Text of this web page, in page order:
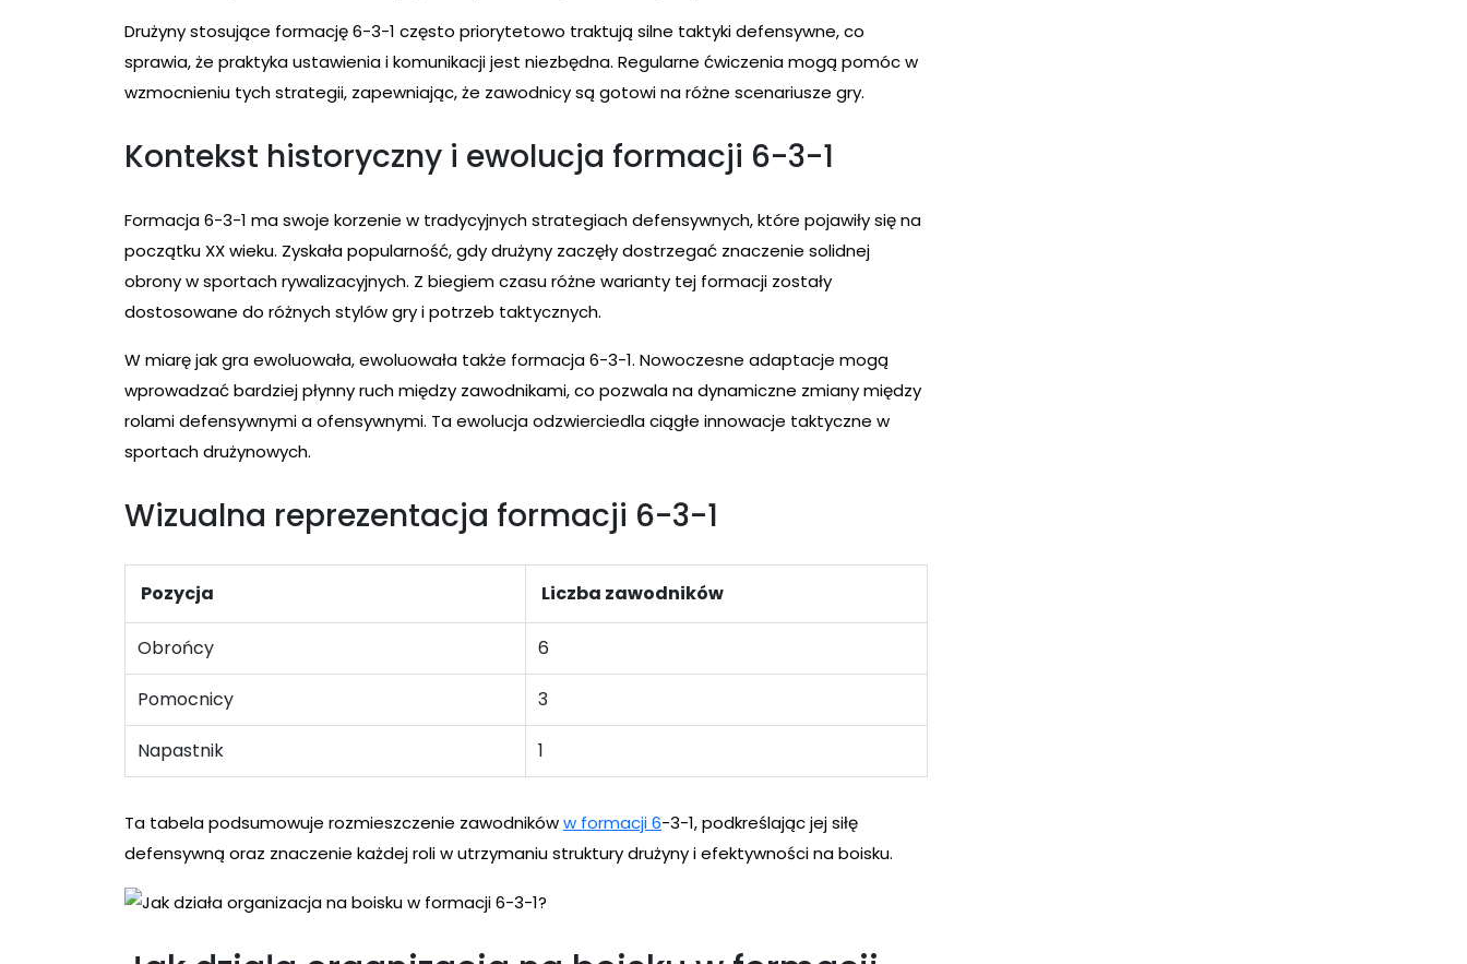
Drużyny stosujące formację 6-3-1 często priorytetowo traktują silne taktyki defensywne, co
sprawia, że praktyka ustawienia i komunikacji jest niezbędna. Regularne ćwiczenia mogą pomóc w
wzmocnieniu tych strategii, zapewniając, że zawodnicy są gotowi na różne scenariusze gry.
Kontekst historyczny i ewolucja formacji 6-3-1
Formacja 6-3-1 ma swoje korzenie w tradycyjnych strategiach defensywnych, które pojawiły się na
początku XX wieku. Zyskała popularność, gdy drużyny zaczęły dostrzegać znaczenie solidnej
obrony w sportach rywalizacyjnych. Z biegiem czasu różne warianty tej formacji zostały
dostosowane do różnych stylów gry i potrzeb taktycznych.
W miarę jak gra ewoluowała, ewoluowała także formacja 6-3-1. Nowoczesne adaptacje mogą
wprowadzać bardziej płynny ruch między zawodnikami, co pozwala na dynamiczne zmiany między
rolami defensywnymi a ofensywnymi. Ta ewolucja odzwierciedla ciągłe innowacje taktyczne w
sportach drużynowych.
Wizualna reprezentacja formacji 6-3-1
Pozycja Liczba zawodników
Obrońcy 6
Pomocnicy 3
Napastnik 1
Ta tabela podsumowuje rozmieszczenie zawodnikóww formacji 6-3-1, podkreślając jej siłę
defensywną oraz znaczenie każdej roli w utrzymaniu struktury drużyny i efektywności na boisku.